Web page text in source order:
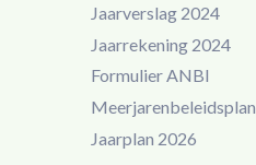
Jaarverslag 2024
Jaarrekening 2024
Formulier ANBI
Meerjarenbeleidsplan
Jaarplan 2026